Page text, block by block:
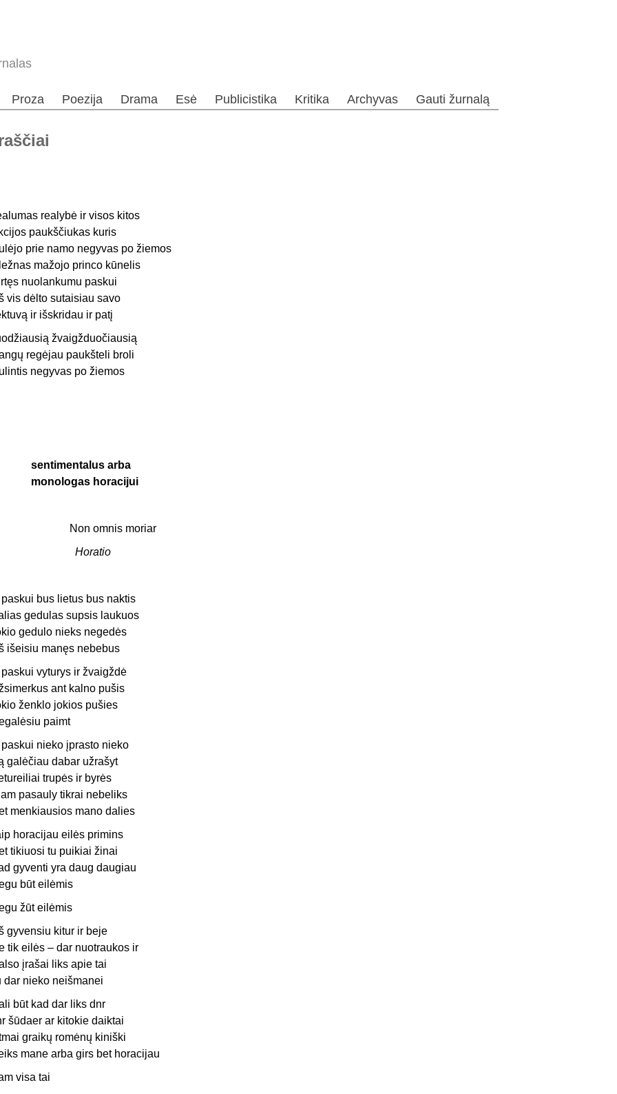
Proza Poezija Drama Esė Publicistika Kritika Archyvas Gauti žurnalą
realybė ir visos kitos
paukščiukas kuris
prie namo negyvas po žiemos
mažojo princo kūnelis
nuolankumu paskui
vis dėlto sutaisiau savo
ir išskridau ir patį
žvaigžduočiausią
regėjau paukšteli broli
negyvas po žiemos
sentimentalus arba
monologas horacijui
omnis moriar
Horatio
bus lietus bus naktis
gedulas supsis laukuos
gedulo nieks negedės
išeisiu manęs nebebus
vyturys ir žvaigždė
ant kalno pušis
ženklo jokios pušies
paimt
nieko įprasto nieko
galėčiau dabar užrašyt
trupės ir byrės
pasauly tikrai nebeliks
menkiausios mano dalies
horacijau eilės primins
tikiuosi tu puikiai žinai
gyventi yra daug daugiau
būt eilėmis
žūt eilėmis
gyvensiu kitur ir beje
tik eilės – dar nuotraukos ir
įrašai liks apie tai
dar nieko neišmanei
būt kad dar liks dnr
šūdaer ar kitokie daiktai
graikų romėnų kiniški
mane arba girs bet horacijau
visa tai